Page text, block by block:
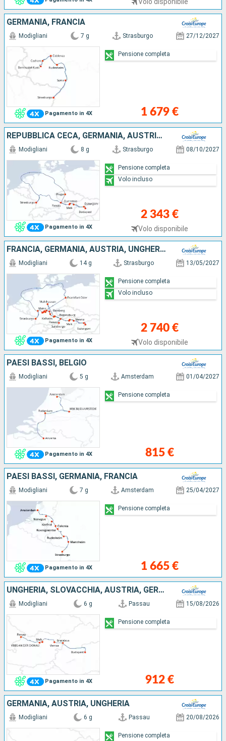
Volo disponibile
GERMANIA, FRANCIA
Pagamento in 4X
Modigliani 7 g Strasburgo 27/12/2027
1 679 €
Pensione completa
REPUBBLICA CECA, GERMANIA, AUSTRIA, UNGHERIA, FRANCIA
Pagamento in 4X
Modigliani 8 g Strasburgo 08/10/2027
2 343 €
Volo disponibile
Pensione completa
Volo incluso
FRANCIA, GERMANIA, AUSTRIA, UNGHERIA
Pagamento in 4X
Modigliani 14 g Strasburgo 13/05/2027
2 740 €
Volo disponibile
Pensione completa
Volo incluso
PAESI BASSI, BELGIO
Pagamento in 4X
Modigliani 5 g Amsterdam 01/04/2027
815 €
Pensione completa
PAESI BASSI, GERMANIA, FRANCIA
Pagamento in 4X
Modigliani 7 g Amsterdam 25/04/2027
1 665 €
Pensione completa
UNGHERIA, SLOVACCHIA, AUSTRIA, GERMANIA
Pagamento in 4X
Modigliani 6 g Passau 15/08/2026
912 €
Pensione completa
GERMANIA, AUSTRIA, UNGHERIA
Modigliani 6 g Passau 20/08/2026
Pensione completa